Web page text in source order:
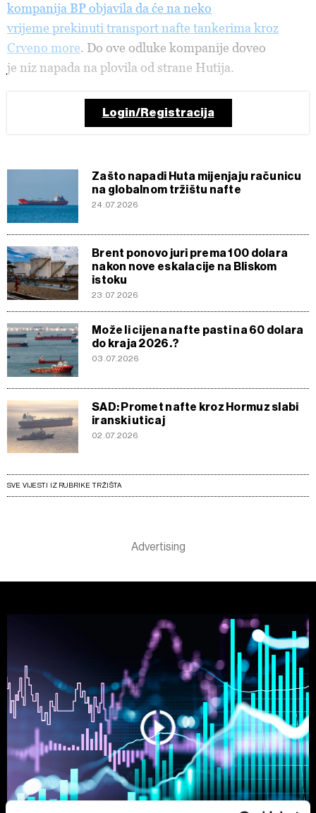
kompanija BP objavila da će na neko
vrijeme prekinuti transport nafte tankerima kroz
Crveno more. Do ove odluke kompanije doveo
je niz napada na plovila od strane Hutija.
Login/Registracija
Zašto napadi Huta mijenjaju računicu
na globalnom tržištu nafte
24.07.2026
Brent ponovo juri prema 100 dolara
nakon nove eskalacije na Bliskom
istoku
23.07.2026
Može li cijena nafte pasti na 60 dolara
do kraja 2026.?
03.07.2026
SAD: Promet nafte kroz Hormuz slabi
iranski uticaj
02.07.2026
SVE VIJESTI IZ RUBRIKE TRŽIŠTA